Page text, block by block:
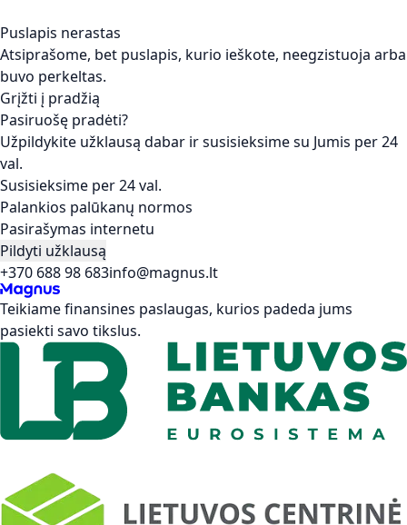
Puslapis nerastas
Atsiprašome, bet puslapis, kurio ieškote, neegzistuoja arba
buvo perkeltas.
Grįžti į pradžią
Pasiruošę pradėti?
Užpildykite užklausą dabar ir susisieksime su Jumis per 24
val.
Susisieksime per 24 val.
Palankios palūkanų normos
Pasirašymas internetu
Pildyti užklausą
+370 688 98 683info@magnus.lt
Teikiame finansines paslaugas, kurios padeda jums
pasiekti savo tikslus.